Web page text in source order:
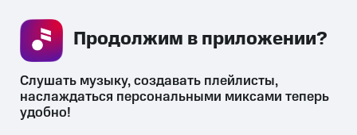
СКАЧАТЬ ПРИЛОЖЕНИЕ
Слушать музыку, создавать плейлисты,
наслаждаться персональными миксами теперь
удобно!